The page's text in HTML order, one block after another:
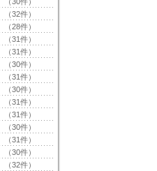
（32件）
（28件）
（31件）
（31件）
（30件）
（31件）
（30件）
（31件）
（31件）
（30件）
（31件）
（30件）
（32件）